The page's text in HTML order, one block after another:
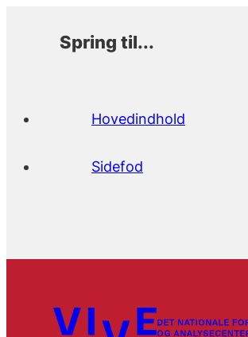
Spring til...
Hovedindhold
Sidefod